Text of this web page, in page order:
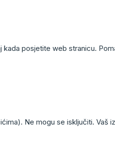
posjetite web stranicu.
Ne mogu se isključiti. Vaš